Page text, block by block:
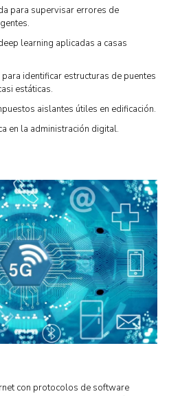
para supervisar errores de
learning aplicadas a casas
identificar estructuras de puentes
estáticas.
aislantes útiles en edificación.
en la administración digital.
con protocolos de software